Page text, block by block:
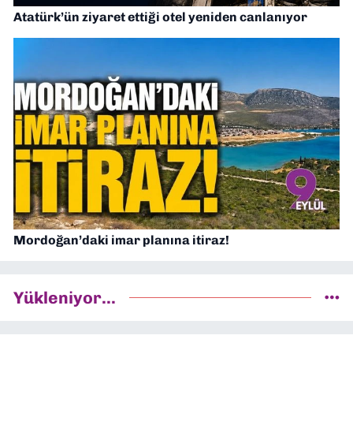
Atatürk’ün ziyaret ettiği otel yeniden canlanıyor
Mordoğan’daki imar planına itiraz!
Yükleniyor...